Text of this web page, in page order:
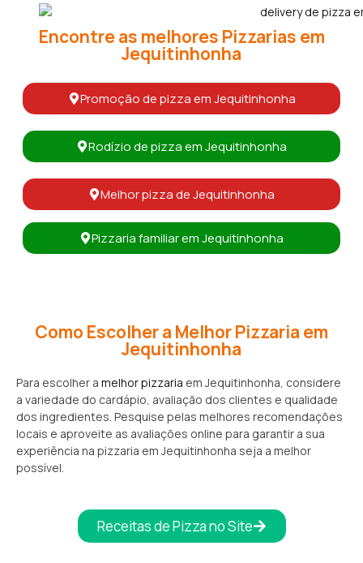
Encontre as melhores Pizzarias em
Jequitinhonha
Promoção de pizza em Jequitinhonha
Rodízio de pizza em Jequitinhonha
Melhor pizza de Jequitinhonha
Pizzaria familiar em Jequitinhonha
Como Escolher a Melhor Pizzaria em
Jequitinhonha
Para escolher a melhor pizzaria em Jequitinhonha, considere
a variedade do cardápio, avaliação dos clientes e qualidade
dos ingredientes. Pesquise pelas melhores recomendações
locais e aproveite as avaliações online para garantir a sua
experiência na pizzaria em Jequitinhonha seja a melhor
possível.
Receitas de Pizza no Site